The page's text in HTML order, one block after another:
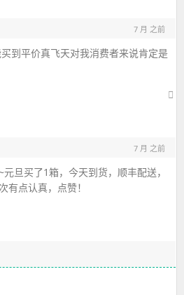
7 月 之前
到平价真飞天对我消费者来说肯定是
7 月 之前
旦买了1箱，今天到货，顺丰配送，
有点认真，点赞！